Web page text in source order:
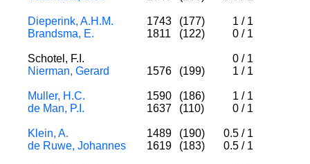
Dieperink, A.H.M. 1743 (177) 1 / 1
Brandsma, E.
1811 (122) 0 / 1
Schotel, F.I. 0 / 1
Nierman, Gerard
1576 (199) 1 / 1
Muller, H.C. 1590 (186) 1 / 1
de Man, P.I.
1637 (110) 0 / 1
Klein, A. 1489 (190) 0.5 / 1
de Ruwe, Johannes
1619 (183) 0.5 / 1